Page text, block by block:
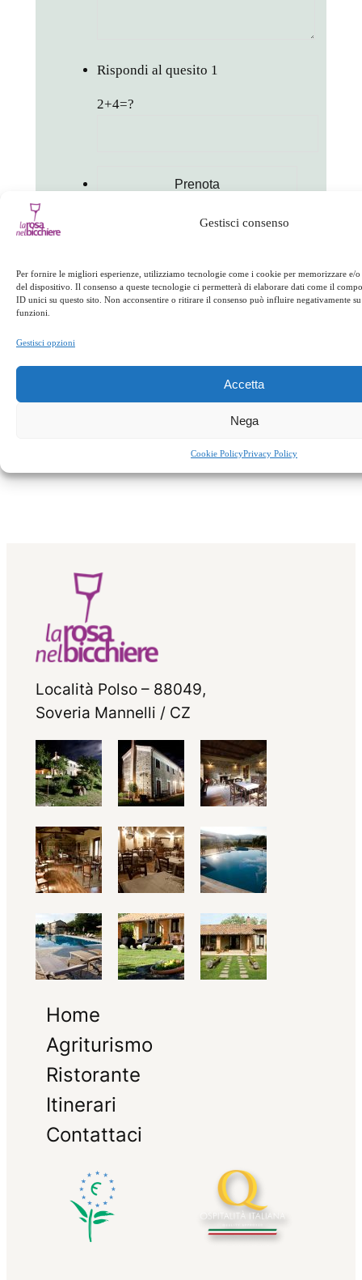
Gestisci consenso
Per fornire le migliori esperienze, utilizziamo tecnologie come i cookie per memorizzare e/
del dispositivo. Il consenso a queste tecnologie ci permetterà di elaborare dati come il
ID unici su questo sito. Non acconsentire o ritirare il consenso può influire negativamente
funzioni.
Gestisci opzioni
Accetta
Nega
Cookie PolicyPrivacy Policy
Rispondi al quesito 1
2+4=?
facebooktwitterlinkedinwhatsapptelegram
pinterest email link
Equinozio
d’autunno →
Località Polso – 88049,
Soveria Mannelli / CZ
Home
Agriturismo
Ristorante
Itinerari
Contattaci